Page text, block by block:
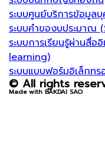
ระบบศูนย์บริการข้อมูล
ระบบคำของบประมาณ
ระบบการเรียนรู้ผ่านสื่
learning)
ระบบแบบฟอร์มอิเล็กท
© All rights
Made with BAKDAI SAO